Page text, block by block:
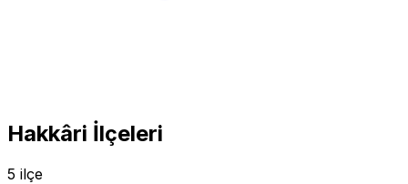
Hakkâri İlçeleri
5 ilçe